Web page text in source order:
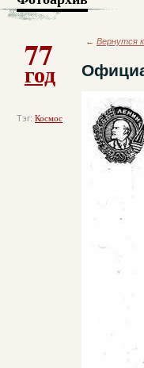
77
год
Тэг: Космос
← Вернутся